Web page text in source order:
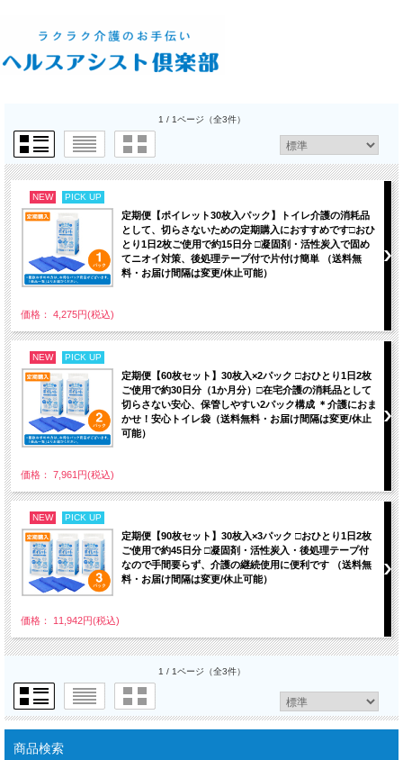
1 / 1ページ （全3件）
NEW PICK UP
定期便【ポイレット30枚入パック】トイレ介護の消耗品
として、切らさないための定期購入におすすめです□おひ
とり1日2枚ご使用で約15日分 □凝固剤・活性炭入で固め
てニオイ対策、後処理テープ付で片付け簡単 （送料無
料・お届け間隔は変更/休止可能）
価格： 4,275円(税込)
NEW PICK UP
定期便【60枚セット】30枚入×2パック □おひとり1日2枚
ご使用で約30日分（1か月分）□在宅介護の消耗品として
切らさない安心、保管しやすい2パック構成 ＊介護におま
かせ！安心トイレ袋（送料無料・お届け間隔は変更/休止
可能）
価格： 7,961円(税込)
NEW PICK UP
定期便【90枚セット】30枚入×3パック □おひとり1日2枚
ご使用で約45日分 □凝固剤・活性炭入・後処理テープ付
なので手間要らず、介護の継続使用に便利です （送料無
料・お届け間隔は変更/休止可能）
価格： 11,942円(税込)
1 / 1ページ （全3件）
商品検索